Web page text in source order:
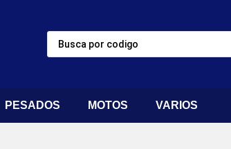
PESADOS MOTOS VARIOS